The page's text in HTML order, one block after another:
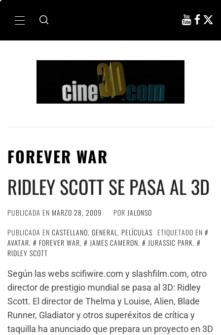
Menú
FOREVER WAR
RIDLEY SCOTT SE PASA AL 3D
PUBLICADA EN MARZO 28, 2009 POR JALONSO
PUBLICADA EN CASTELLANO, GENERAL, PELÍCULAS ETIQUETADO EN
AVATAR, FOREVER WAR, JAMES CAMERON, JURASSIC PARK,
RIDLEY SCOTT
Según las webs scifiwire.com y slashfilm.com, otro
director de prestigio mundial se pasa al 3D: Ridley
Scott. El director de Thelma y Louise, Alien, Blade
Runner, Gladiator y otros superéxitos de crítica y
taquilla ha anunciado que prepara un proyecto en 3D